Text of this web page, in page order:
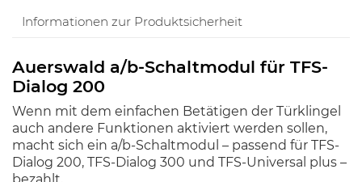
Informationen zur Produktsicherheit
Auerswald a/b-Schaltmodul für TFS-
Dialog 200
Wenn mit dem einfachen Betätigen der Türklingel
auch andere Funktionen aktiviert werden sollen,
macht sich ein a/b-Schaltmodul – passend für TFS-
Dialog 200, TFS-Dialog 300 und TFS-Universal plus –